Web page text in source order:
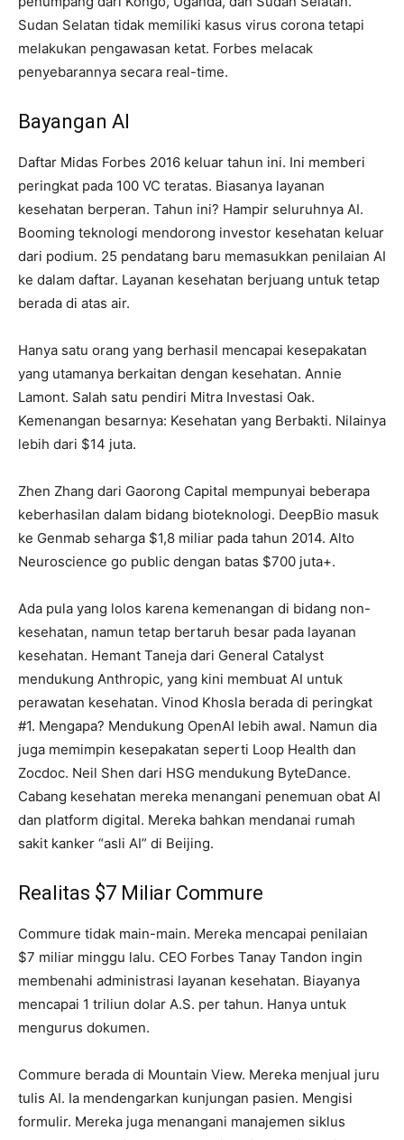
Sudan Selatan tidak memiliki kasus virus corona tetapi
melakukan pengawasan ketat. Forbes melacak
penyebarannya secara real-time.
Bayangan AI
Daftar Midas Forbes 2016 keluar tahun ini. Ini memberi
peringkat pada 100 VC teratas. Biasanya layanan
kesehatan berperan. Tahun ini? Hampir seluruhnya AI.
Booming teknologi mendorong investor kesehatan keluar
dari podium. 25 pendatang baru memasukkan penilaian AI
ke dalam daftar. Layanan kesehatan berjuang untuk tetap
berada di atas air.
Hanya satu orang yang berhasil mencapai kesepakatan
yang utamanya berkaitan dengan kesehatan. Annie
Lamont. Salah satu pendiri Mitra Investasi Oak.
Kemenangan besarnya: Kesehatan yang Berbakti. Nilainya
lebih dari $14 juta.
Zhen Zhang dari Gaorong Capital mempunyai beberapa
keberhasilan dalam bidang bioteknologi. DeepBio masuk
ke Genmab seharga $1,8 miliar pada tahun 2014. Alto
Neuroscience go public dengan batas $700 juta+.
Ada pula yang lolos karena kemenangan di bidang non-
kesehatan, namun tetap bertaruh besar pada layanan
kesehatan. Hemant Taneja dari General Catalyst
mendukung Anthropic, yang kini membuat AI untuk
perawatan kesehatan. Vinod Khosla berada di peringkat
#1. Mengapa? Mendukung OpenAI lebih awal. Namun dia
juga memimpin kesepakatan seperti Loop Health dan
Zocdoc. Neil Shen dari HSG mendukung ByteDance.
Cabang kesehatan mereka menangani penemuan obat AI
dan platform digital. Mereka bahkan mendanai rumah
sakit kanker “asli AI” di Beijing.
Realitas $7 Miliar Commure
Commure tidak main-main. Mereka mencapai penilaian
$7 miliar minggu lalu. CEO Forbes Tanay Tandon ingin
membenahi administrasi layanan kesehatan. Biayanya
mencapai 1 triliun dolar A.S. per tahun. Hanya untuk
mengurus dokumen.
Commure berada di Mountain View. Mereka menjual juru
tulis AI. Ia mendengarkan kunjungan pasien. Mengisi
formulir. Mereka juga menangani manajemen siklus